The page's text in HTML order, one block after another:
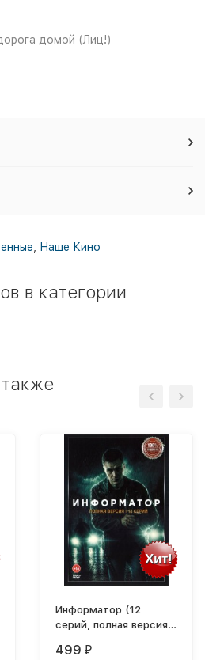
домой (Лиц!)
Наше Кино
в категории
Хит!
Информатор (12
серий, полная версия)
499 ₽